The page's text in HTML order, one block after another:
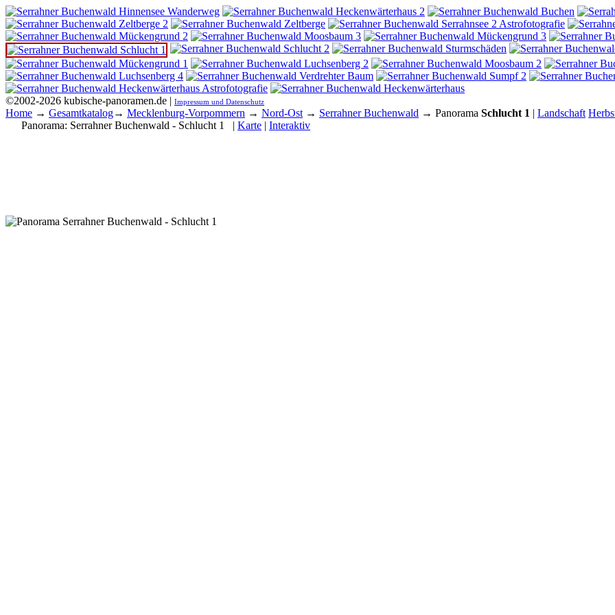
©2002-2026 kubische-panoramen.de | Impressum und Datenschutz
Home → Gesamtkatalog→ Mecklenburg-Vorpommern → Nord-Ost → Serrahner Buchenwald → Panorama Schlucht 1 | Landschaft
Panorama: Serrahner Buchenwald - Schlucht 1 | Karte | Interaktiv